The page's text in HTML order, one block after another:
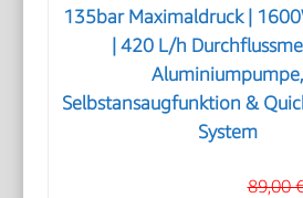
135bar Maximaldruck |
| 420 L/h
Aluminiumpumpe,
Selbstansaugfunktion &
System
89,00